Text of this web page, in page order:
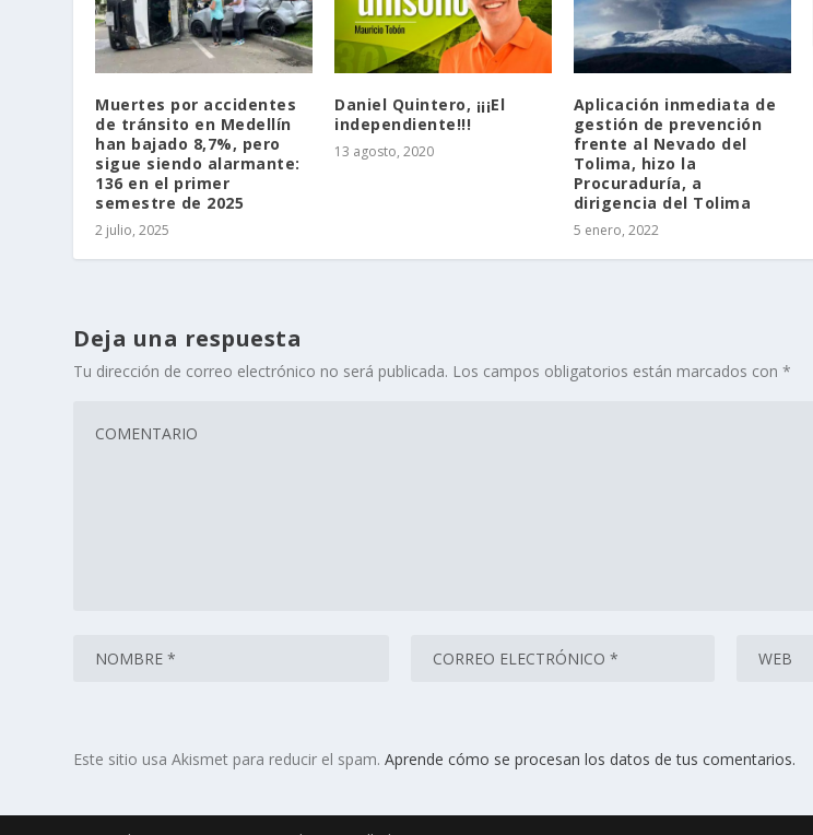
Muertes por accidentes
de tránsito en Medellín
han bajado 8,7%, pero
sigue siendo alarmante:
136 en el primer
semestre de 2025
2 julio, 2025
Daniel Quintero, ¡¡¡El
independiente!!!
13 agosto, 2020
Aplicación inmediata de
gestión de prevención
frente al Nevado del
Tolima, hizo la
Procuraduría, a
dirigencia del Tolima
5 enero, 2022
Deja una respuesta
Tu dirección de correo electrónico no será publicada. Los campos obligatorios están marcados con*
Este sitio usa Akismet para reducir el spam.Aprende cómo se procesan los datos de tus comentarios.